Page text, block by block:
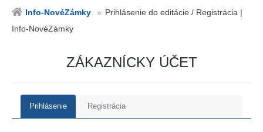
Info-NovéZámky
Prihlásenie do editácie / Registrácia |
Info-NovéZámky
ZÁKAZNÍCKY ÚČET
Prihlásenie Registrácia